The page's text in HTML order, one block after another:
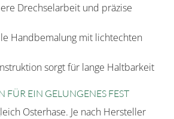
Drechselarbeit und präzise
Handbemalung mit lichtechten
sorgt für lange Haltbarkeit
FÜR EIN GELUNGENES FEST
Osterhase. Je nach Hersteller